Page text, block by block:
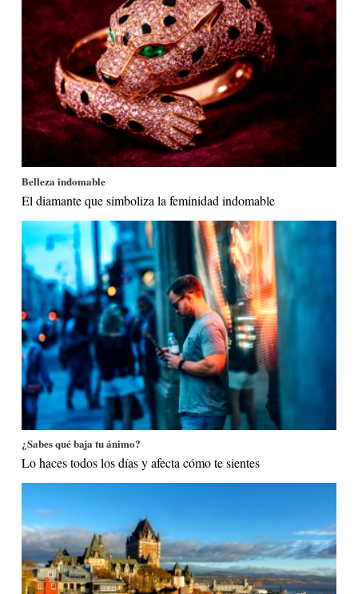
Belleza indomable
El diamante que simboliza la feminidad indomable
¿Sabes qué baja tu ánimo?
Lo haces todos los días y afecta cómo te sientes